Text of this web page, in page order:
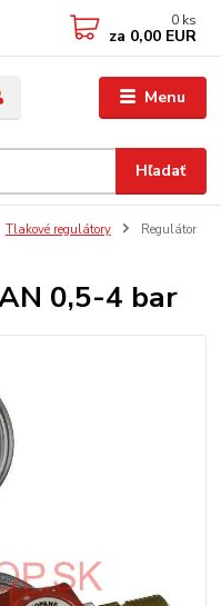
Menu
Hľadať
0 ks
za 0,00 EUR
Tlakové regulátory
Regulátor
0,5-4 bar